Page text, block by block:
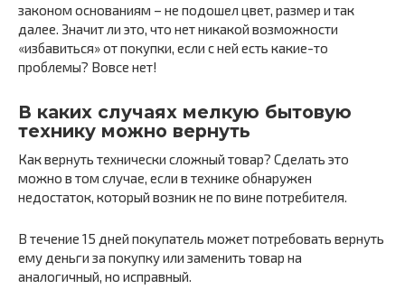
законом основаниям – не подошел цвет, размер и так
далее. Значит ли это, что нет никакой возможности
«избавиться» от покупки, если с ней есть какие-то
проблемы? Вовсе нет!
В каких случаях мелкую бытовую
технику можно вернуть
Как вернуть технически сложный товар? Сделать это
можно в том случае, если в технике обнаружен
недостаток, который возник не по вине потребителя.
В течение 15 дней покупатель может потребовать вернуть
ему деньги за покупку или заменить товар на
аналогичный, но исправный.